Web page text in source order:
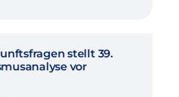
stellt 39.
vor